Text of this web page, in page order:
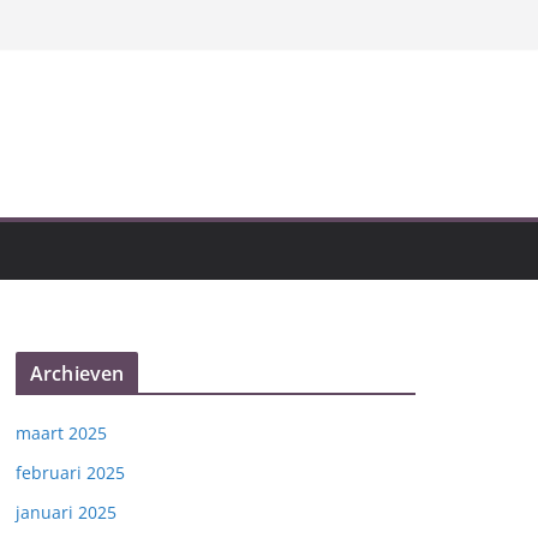
Archieven
maart 2025
februari 2025
januari 2025